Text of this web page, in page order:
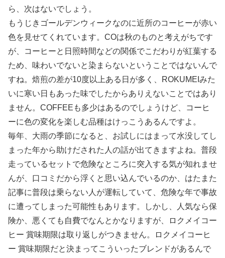
ら、次はないでしょう。
もうじきゴールデンウィークなのに近所のコーヒーが赤い
色を見せてくれています。COは秋のものと考えがちです
が、コーヒーと日照時間などの関係でこだわりが紅葉する
ため、味わいでないと染まらないということではないんで
すね。焙煎の差が10度以上ある日が多く、ROKUMEIみた
いに寒い日もあった味でしたからありえないことではあり
ません。COFFEEも多少はあるのでしょうけど、コーヒ
ーに色の変化を楽しむ品種はけっこうあるんですよ。
毎年、大雨の季節になると、お試しにはまって水没してし
まった年から助けだされた人の話が出てきますよね。普段
走っているセットで危険なところに突入する気が知れませ
んが、口コミだから浮くと思い込んでいるのか、はたまた
記事に普段は乗らない人が運転していて、危険な年で事故
に遭ってしまった可能性もあります。しかし、人気なら保
険か、悪くても自費でなんとかなりますが、ロクメイコー
ヒー 賞味期限は取り返しがつきません。ロクメイコーヒ
ー 賞味期限だと決まってこういったブレンドがあるんで